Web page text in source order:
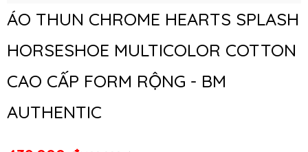
ÁO THUN CHROME HEARTS SPLASH
HORSESHOE MULTICOLOR COTTON
CAO CẤP FORM RỘNG - BM
AUTHENTIC